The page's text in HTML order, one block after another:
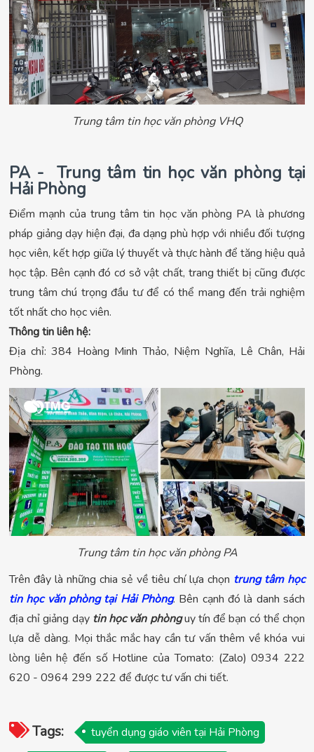
Trung tâm tin học văn phòng VHQ
PA - Trung tâm tin học văn phòng tại
Hải Phòng
Điểm mạnh của trung tâm tin học văn phòng PA là phương
pháp giảng dạy hiện đại, đa dạng phù hợp với nhiều đối tượng
học viên, kết hợp giữa lý thuyết và thực hành để tăng hiệu quả
học tập. Bên cạnh đó cơ sở vật chất, trang thiết bị cũng được
trung tâm chú trọng đầu tư để có thể mang đến trải nghiệm
tốt nhất cho học viên.
Thông tin liên hệ:
Địa chỉ: 384 Hoàng Minh Thảo, Niệm Nghĩa, Lê Chân, Hải
Phòng.
Trung tâm tin học văn phòng PA
Trên đây là những chia sẻ về tiêu chí lựa chọn trung tâm học
tin học văn phòng tại Hải Phòng. Bên cạnh đó là danh sách
địa chỉ giảng dạy tin học văn phònguy tín để bạn có thể chọn
lựa dễ dàng. Mọi thắc mắc hay cần tư vấn thêm về khóa vui
lòng liên hệ đến số Hotline của Tomato: (Zalo) 0934 222
620 - 0964 299 222 để được tư vấn chi tiết.
Tags:
tuyển dụng giáo viên tại Hải Phòng